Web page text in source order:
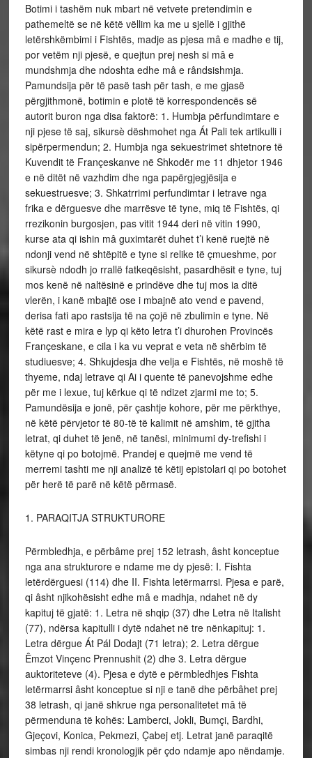
Botimi i tashëm nuk mbart në vetvete pretendimin e
pathemeltë se në këtë vëllim ka me u sjellë i gjithë
letërshkëmbimi i Fishtës, madje as pjesa mâ e madhe e tij,
por vetëm nji pjesë, e quejtun prej nesh si mâ e
mundshmja dhe ndoshta edhe mâ e rândsishmja.
Pamundsija për të pasë tash për tash, e me gjasë
përgjithmonë, botimin e plotë të korrespondencës së
autorit buron nga disa faktorë: 1. Humbja përfundimtare e
nji pjese të saj, sikursè dëshmohet nga Át Pali tek artikulli i
sipërpermendun; 2. Humbja nga sekuestrimet shtetnore të
Kuvendit të Françeskanve në Shkodër me 11 dhjetor 1946
e në ditët në vazhdim dhe nga papërgjegjësija e
sekuestruesve; 3. Shkatrrimi perfundimtar i letrave nga
frika e dërguesve dhe marrësve të tyne, miq të Fishtës, qi
rrezikonin burgosjen, pas vitit 1944 deri në vitin 1990,
kurse ata qi ishin mâ guximtarët duhet t’i kenë ruejtë në
ndonji vend në shtëpitë e tyne si relike të çmueshme, por
sikursè ndodh jo rrallë fatkeqësisht, pasardhësit e tyne, tuj
mos kenë në naltësinë e prindëve dhe tuj mos ia ditë
vlerën, i kanë mbajtë ose i mbajnë ato vend e pavend,
derisa fati apo rastsija të na çojë në zbulimin e tyne. Në
këtë rast e mira e lyp qi këto letra t’i dhurohen Provincës
Françeskane, e cila i ka vu veprat e veta në shërbim të
studiuesve; 4. Shkujdesja dhe velja e Fishtës, në moshë të
thyeme, ndaj letrave qi Ai i quente të panevojshme edhe
për me i lexue, tuj kërkue qi të ndizet zjarmi me to; 5.
Pamundësija e jonë, për çashtje kohore, për me përkthye,
në këtë përvjetor të 80-të të kalimit në amshim, të gjitha
letrat, qi duhet të jenë, në tanësi, minimumi dy-trefishi i
këtyne qi po botojmë. Prandej e quejmë me vend të
merremi tashti me nji analizë të këtij epistolari qi po botohet
për herë të parë në këtë përmasë.
1. PARAQITJA STRUKTURORE
Përmbledhja, e përbâme prej 152 letrash, âsht konceptue
nga ana strukturore e ndame me dy pjesë: I. Fishta
letërdërguesi (114) dhe II. Fishta letërmarrsi. Pjesa e parë,
qi âsht njikohësisht edhe mâ e madhja, ndahet në dy
kapituj të gjatë: 1. Letra në shqip (37) dhe Letra në Italisht
(77), ndërsa kapitulli i dytë ndahet në tre nënkapituj: 1.
Letra dërgue Át Pál Dodajt (71 letra); 2. Letra dërgue
Êmzot Vinçenc Prennushit (2) dhe 3. Letra dërgue
auktoriteteve (4). Pjesa e dytë e përmbledhjes Fishta
letërmarrsi âsht konceptue si nji e tanë dhe përbâhet prej
38 letrash, qi janë shkrue nga personalitetet mâ të
përmenduna të kohës: Lamberci, Jokli, Bumçi, Bardhi,
Gjeçovi, Konica, Pekmezi, Çabej etj. Letrat janë paraqitë
simbas nji rendi kronologjik për çdo ndamje apo nëndamje.